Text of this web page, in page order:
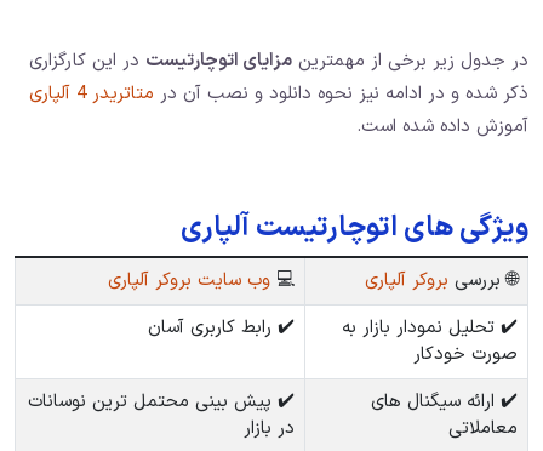
در جدول زیر برخی از مهمترین مزایای اتوچارتیست در این کارگزاری
ذکر شده و در ادامه نیز نحوه دانلود و نصب آن در متاتریدر 4 آلپاری
آموزش داده شده است.
ویژگی های اتوچارتیست آلپاری
🌐 بررسی بروکر آلپاری 💻 وب سایت بروکر آلپاری
✔️ تحلیل نمودار بازار به
صورت خودکار
✔️ رابط کاربری آسان
✔️ ارائه سیگنال های
معاملاتی
✔️ پیش بینی محتمل ترین نوسانات
در بازار